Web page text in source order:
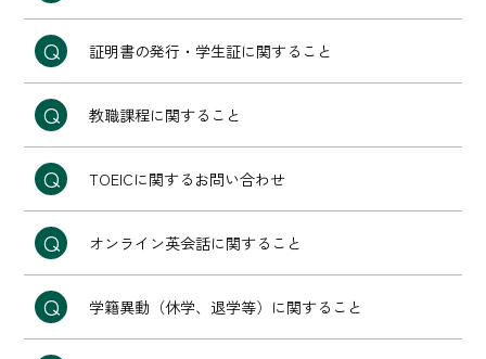
証明書の発行・学生証に関すること
教職課程に関すること
TOEICに関するお問い合わせ
オンライン英会話に関すること
学籍異動（休学、退学等）に関すること